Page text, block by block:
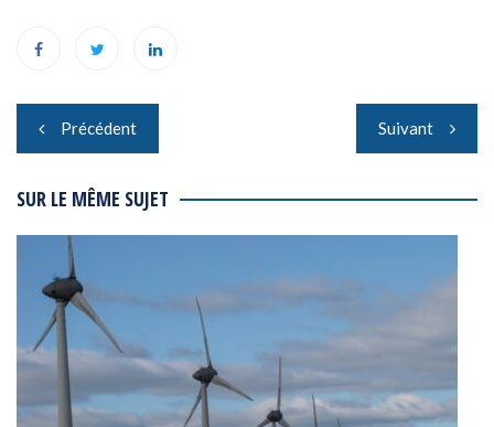
Navigation
de
l’article
Précédent Suivant
SUR LE MÊME SUJET